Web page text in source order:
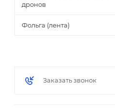
дронов
Фольга (лента)
Заказать звонок